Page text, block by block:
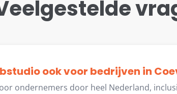
ook voor bedrijven in
ondernemers door heel Nederland,